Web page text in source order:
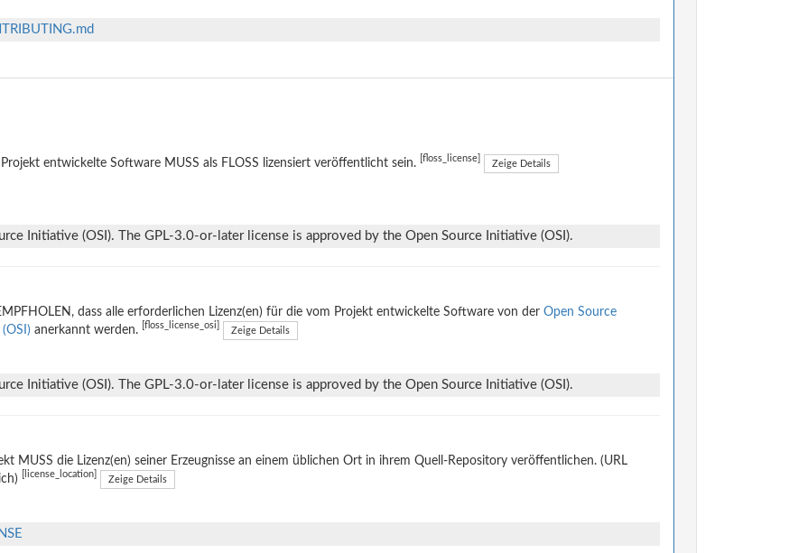
Projekt entwickelte Software MUSS als FLOSS lizensiert veröffentlicht sein. [floss_license] Zeige Details
Initiative (OSI). The GPL-3.0-or-later license is approved by the Open Source Initiative (OSI).
dass alle erforderlichen Lizenz(en) für die vom Projekt entwickelte Software von der Open Source
anerkannt werden. [floss_license_osi] Zeige Details
Initiative (OSI). The GPL-3.0-or-later license is approved by the Open Source Initiative (OSI).
MUSS die Lizenz(en) seiner Erzeugnisse an einem üblichen Ort in ihrem Quell-Repository veröffentlichen. (URL
[license_location] Zeige Details